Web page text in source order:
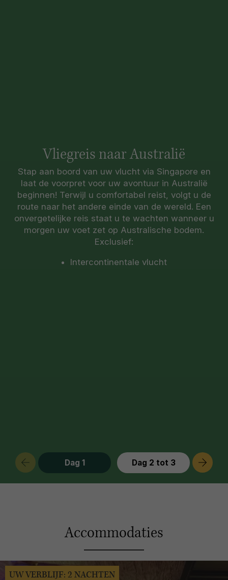
Dag 1 Dag 2 tot 3
Vliegreis naar Australië
Stap aan boord van uw vlucht via Singapore en
laat de voorpret voor uw avontuur in Australië
beginnen! Terwijl u comfortabel reist, volgt u de
route naar het andere einde van de wereld. Een
onvergetelijke reis staat u te wachten wanneer u
morgen uw voet zet op Australische bodem.
Exclusief:
Intercontinentale vlucht
Accommodaties
UW VERBLIJF: 2 NACHTEN